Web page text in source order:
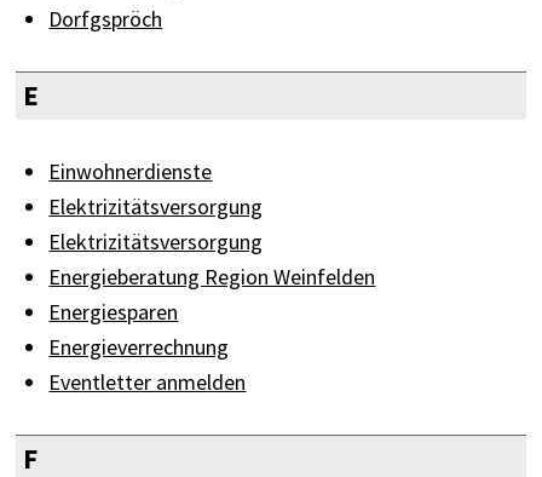
Dorfgspröch
E
Einwohnerdienste
Elektrizitätsversorgung
Elektrizitätsversorgung
Energieberatung Region Weinfelden
Energiesparen
Energieverrechnung
Eventletter anmelden
F